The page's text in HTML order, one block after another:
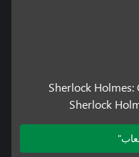
Sherlock Holmes:
Sherlock